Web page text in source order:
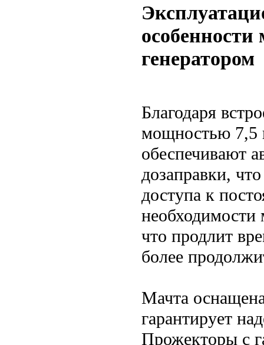
генератором
Благодаря
мощностью 7,5
обеспечивают
дозаправки,
доступа к
необходимости
что продлит
более
Мачта оснащена
гарантирует
Прожекторы с